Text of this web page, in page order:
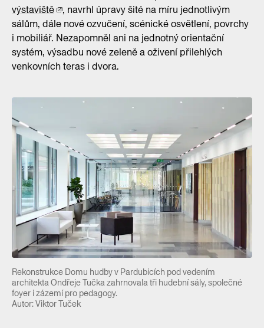
výstaviště
, navrhl úpravy šité na míru jednotlivým
sálům, dále nové ozvučení, scénické osvětlení, povrchy
i mobiliář. Nezapomněl ani na jednotný orientační
systém, výsadbu nové zeleně a oživení přilehlých
venkovních teras i dvora.
Rekonstrukce Domu hudby v Pardubicích pod vedením
architekta Ondřeje Tučka zahrnovala tři hudební sály, společné
foyer i zázemí pro pedagogy.
Autor: Viktor Tuček